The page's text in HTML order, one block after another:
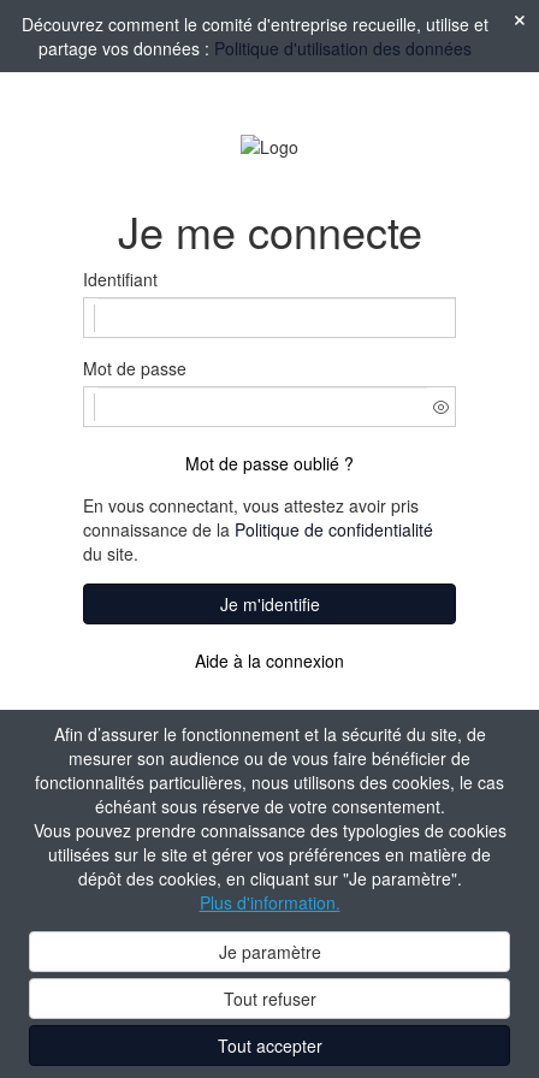
Afin d’assurer le fonctionnement et la sécurité du site, de
mesurer son audience ou de vous faire bénéficier de
fonctionnalités particulières, nous utilisons des cookies, le cas
échéant sous réserve de votre consentement.
Vous pouvez prendre connaissance des typologies de cookies
utilisées sur le site et gérer vos préférences en matière de
dépôt des cookies, en cliquant sur "Je paramètre".
Plus d'information.
Je paramètre
Tout refuser
Tout accepter
Découvrez comment le comité d'entreprise recueille, utilise et
partage vos données : Politique d'utilisation des données
Je me connecte
Identifiant
Mot de passe
Mot de passe oublié ?
En vous connectant, vous attestez avoir pris
connaissance de la Politique de confidentialité
du site.
Je m'identifie
Aide à la connexion